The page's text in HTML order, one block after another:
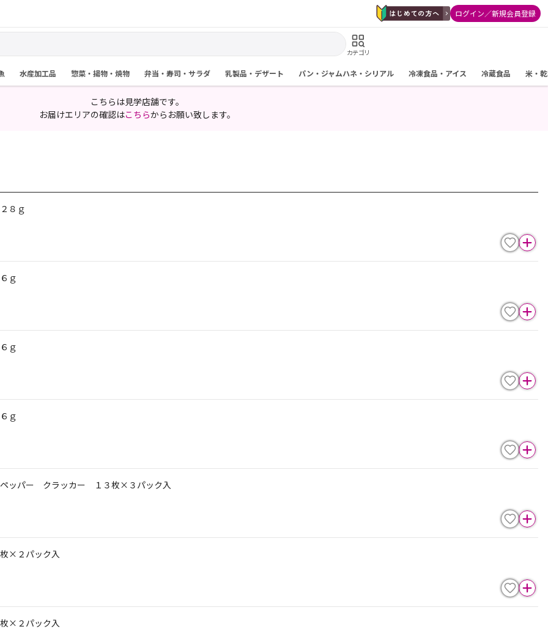
ログイン／新規会員登録
カテゴリ
水産加工品 惣菜・揚物・焼物 弁当・寿司・サラダ 乳製品・デザート パン・ジャムハネ・シリアル 冷凍食品・アイス 冷蔵食品 米・
こちらは見学店舗です。
お届けエリアの確認はこちらからお願い致します。
８ｇ
ｇ
ｇ
ｇ
ッパー クラッカー １３枚×３パック入
×２パック入
×２パック入